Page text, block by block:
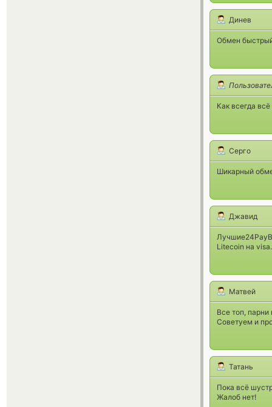
Динев
Обмен
Как всегда
Серго
Шикарный
Джавид
Litecoin на visa.
Матвей
Все топ, парни
Советуем и
Татань
Пока всё
Жалоб нет!